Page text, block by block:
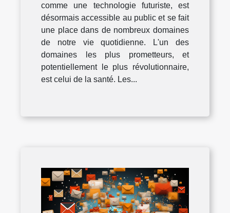
comme une technologie futuriste, est
désormais accessible au public et se fait
une place dans de nombreux domaines
de notre vie quotidienne. L'un des
domaines les plus prometteurs, et
potentiellement le plus révolutionnaire,
est celui de la santé. Les...